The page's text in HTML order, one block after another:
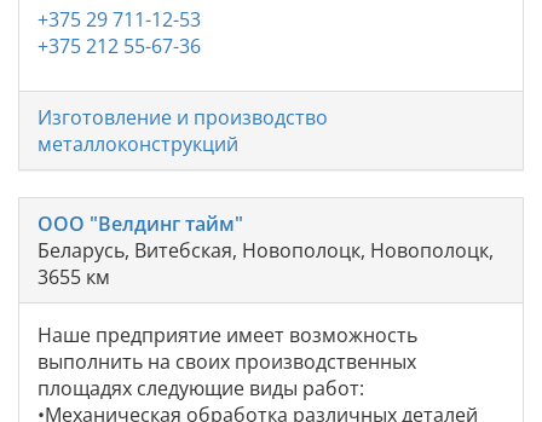
+375 29 711-12-53
+375 212 55-67-36
Изготовление и производство
металлоконструкций
ООО "Велдинг тайм"
Беларусь, Витебская, Новополоцк, Новополоцк,
3655 км
Наше предприятие имеет возможность
выполнить на своих производственных
площадях следующие виды работ:
•Механическая обработка различных деталей